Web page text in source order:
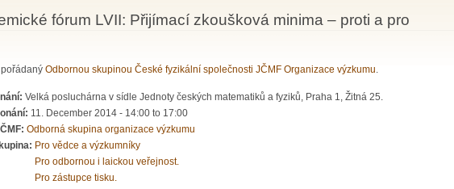
herefórum LVII: Přijímací zkoušková minima – proti a pro
Odbornou skupinou České fyzikální společnosti JČMF Organizace výzkumu
Velká posluchárna v sídle Jednoty českých matematiků a fyziků, Praha 1, Žitná 25.
11. December 2014 - 14:00 to 17:00
Odborná skupina organizace výzkumu
Pro vědce a výzkumníky
Pro odbornou i laickou veřejnost.
Pro zástupce tisku.